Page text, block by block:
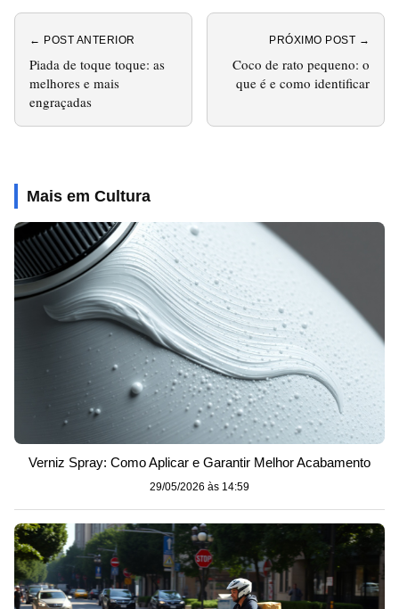
← POST ANTERIOR
Piada de toque toque: as
melhores e mais
engraçadas
PRÓXIMO POST →
Coco de rato pequeno: o
que é e como identificar
Mais em Cultura
Verniz Spray: Como Aplicar e Garantir Melhor Acabamento
29/05/2026 às 14:59